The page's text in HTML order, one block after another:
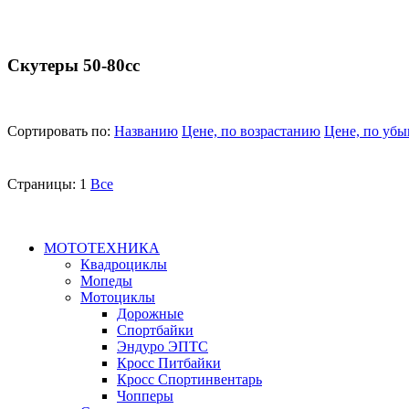
Скутеры 50-80сс
Сортировать по: Названию Цене, по возрастанию Цене, по
Страницы: 1 Все
МОТОТЕХНИКА
Квадроциклы
Мопеды
Мотоциклы
Дорожные
Спортбайки
Эндуро ЭПТС
Кросс Питбайки
Кросс Спортинвентарь
Чопперы